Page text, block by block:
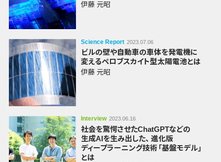
伊藤 元昭
Science Report 2023.07.06
ビルの壁や自動車の車体を発電機に
変えるペロブスカイト型太陽電池とは
伊藤 元昭
Interview 2023.06.16
社会を驚愕させたChatGPTなどの
生成AIを生み出した、 進化版
ディープラーニング技術 「基盤モデル」
とは